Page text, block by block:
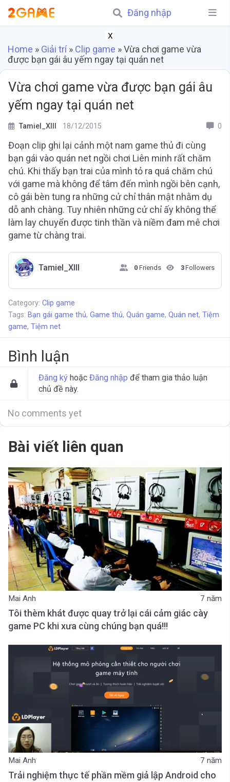
Đăng nhập
X
Home » Giải trí» Clip game »Vừa chơi game vừa
được bạn gái âu yếm ngay tại quán net
Vừa chơi game vừa được bạn gái âu
yếm ngay tại quán net
Tamiel_XIII 18/12/2015 0
Đoạn clip ghi lại cảnh một nam game thủ đi cùng
bạn gái vào quán net ngồi chơi Liên minh rất chăm
chú. Khi thấy bạn trai của mình tỏ ra quá chăm chú
với game mà không để tâm đến mình ngồi bên cạnh,
cô gái bèn tung ra những cử chỉ thân mật nhằm dụ
dỗ anh chàng. Tuy nhiên những cử chỉ ấy không thể
làm lay chuyển được tinh thần và niềm đam mê chơi
game từ chàng trai.
Tamiel_XIII 0 Friends 3Followers
Category: Clip game
Tags: Bạn gái game thủ, Game thủ, Quán game, Quán net, Tiệm
game, Tiệm net
Bình luận
Đăng ký hoặc Đăng nhập để tham gia thảo luận
chủ đề này.
No comments yet
Bài viết liên quan
Mai Anh 7 năm
Tôi thèm khát được quay trở lại cái cảm giác cày
game PC khi xưa cùng chúng bạn quá!!!
Mai Anh 7 năm
Trải nghiệm thực tế phần mềm giả lập Android cho